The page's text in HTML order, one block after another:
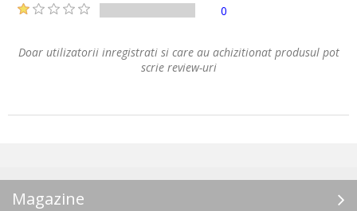
0
Doar utilizatorii inregistrati si care au achizitionat produsul pot
scrie review-uri
Magazine